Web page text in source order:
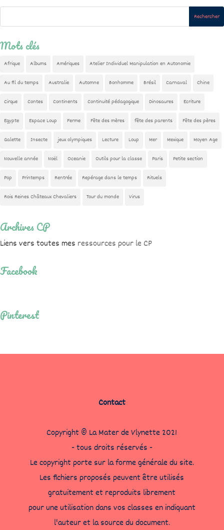
Mots clés
Afrique Albums Amériques Atelier Individuel Manipulation en Autonomie
Au fil du temps Australie Automne Bonhomme Brésil Carnaval Chine
Cirque Contes Continents Continuité pédagogique Dinosaures Ecriture
Egypte Espace Loup Ferme Fête des mères fête des parents Fête des pères
Galette Insecte jeux olympiques Lecture Loup Mer Mexique Moyen Age
Nouvelle année Noël Oceanie Outils pour la classe Paris Petite section
Pop Printemps Rentrée Repérage dans le temps Rituels
Rois Reines Châteaux Chevaliers Tour du monde Virus
Archives CP
Liens vers toutes mes ressources pour le CP
Facebook
Pinterest
Contact
Copyright © La Mater de Vlynette 2021
- tous droits réservés -
Le copyright porte sur la forme générale du site.
Les fichiers proposés peuvent être utilisés
gratuitement et reproduits librement
pour une utilisation dans vos classes en indiquant
l'auteur et la source du document.